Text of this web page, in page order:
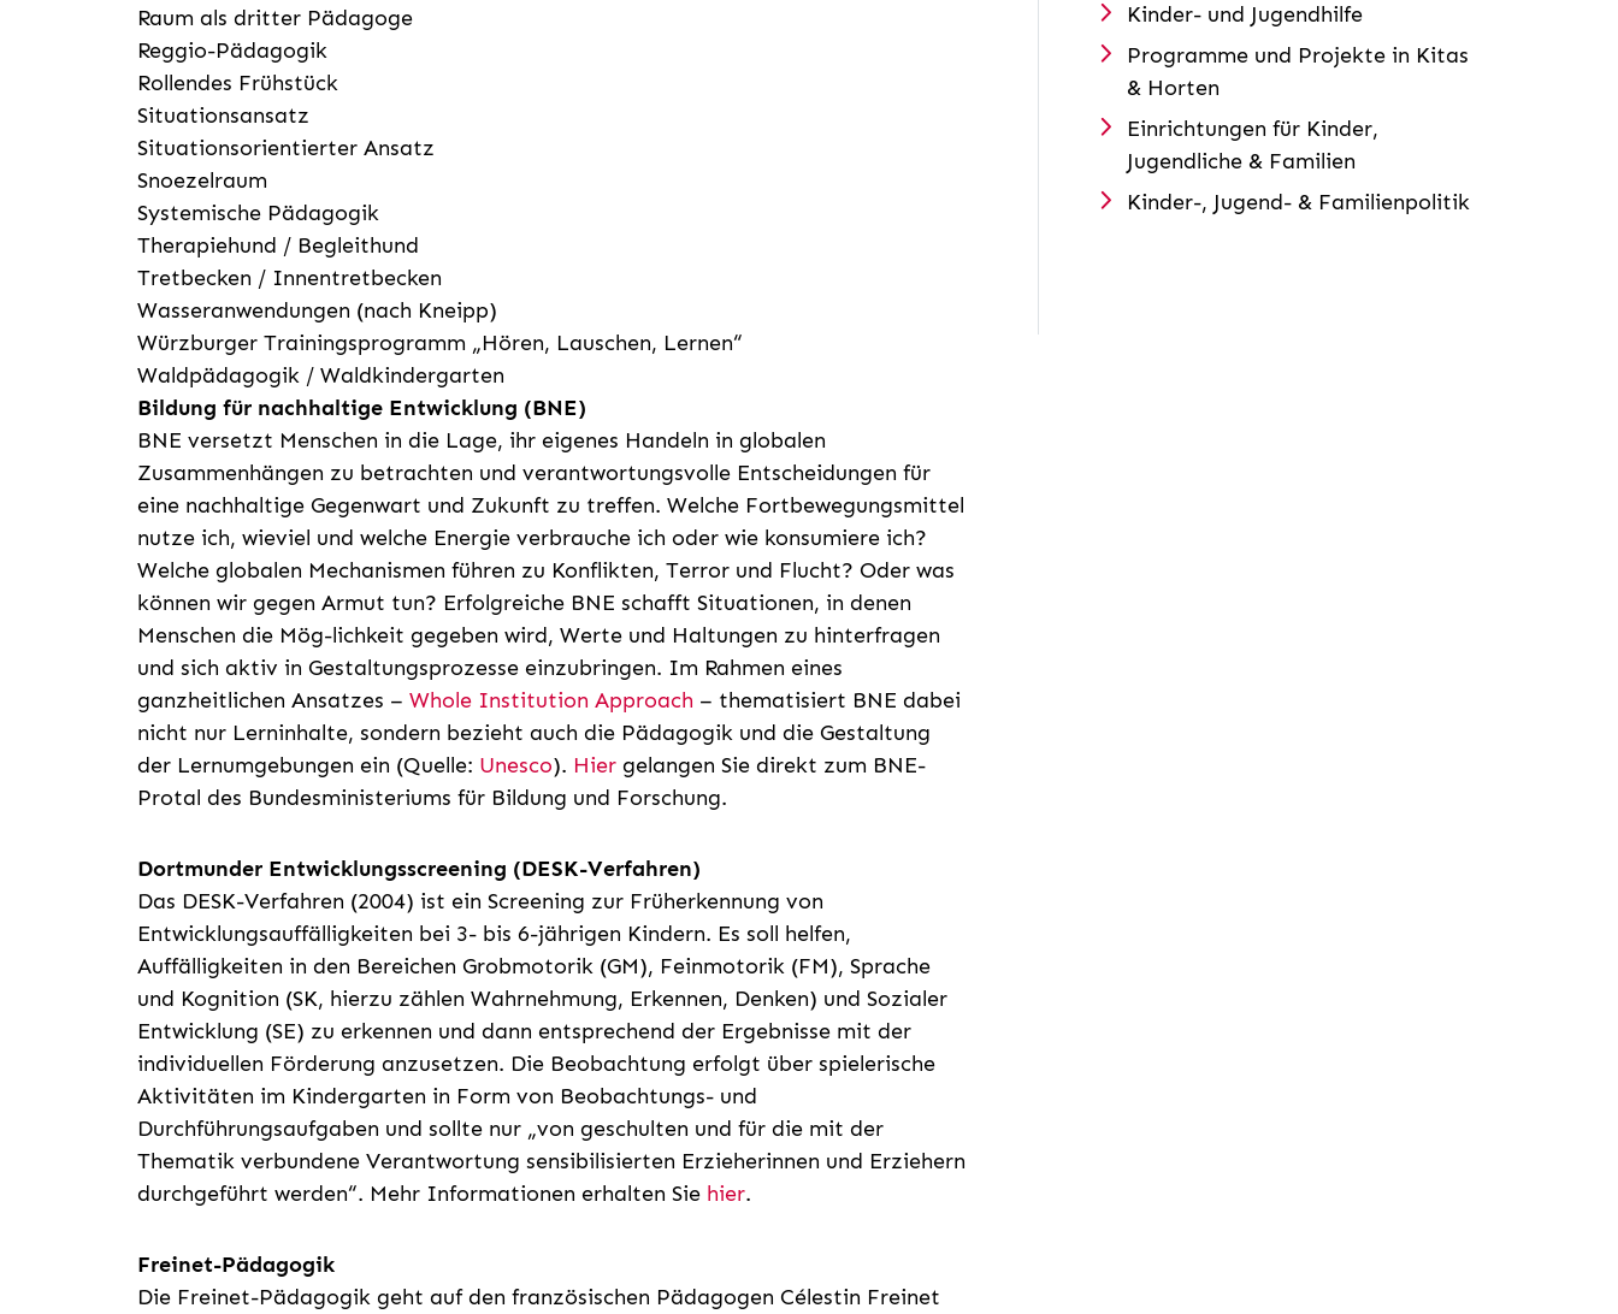
Raum als dritter Pädagoge
Reggio-Pädagogik
Rollendes Frühstück
Situationsansatz
Situationsorientierter Ansatz
Snoezelraum
Systemische Pädagogik
Therapiehund / Begleithund
Tretbecken / Innentretbecken
Wasseranwendungen (nach Kneipp)
Würzburger Trainingsprogramm „Hören, Lauschen, Lernen“
Waldpädagogik / Waldkindergarten
Bildung für nachhaltige Entwicklung (BNE)
BNE versetzt Menschen in die Lage, ihr eigenes Handeln in globalen
Zusammenhängen zu betrachten und verantwortungsvolle Entscheidungen für
eine nachhaltige Gegenwart und Zukunft zu treffen. Welche Fortbewegungsmittel
nutze ich, wieviel und welche Energie verbrauche ich oder wie konsumiere ich?
Welche globalen Mechanismen führen zu Konflikten, Terror und Flucht? Oder was
können wir gegen Armut tun? Erfolgreiche BNE schafft Situationen, in denen
Menschen die Mög-lichkeit gegeben wird, Werte und Haltungen zu hinterfragen
und sich aktiv in Gestaltungsprozesse einzubringen. Im Rahmen eines
ganzheitlichen Ansatzes – Whole Institution Approach – thematisiert BNE dabei
nicht nur Lerninhalte, sondern bezieht auch die Pädagogik und die Gestaltung
der Lernumgebungen ein (Quelle: Unesco). Hier gelangen Sie direkt zum BNE-
Protal des Bundesministeriums für Bildung und Forschung.
Dortmunder Entwicklungsscreening (DESK-Verfahren)
Das DESK-Verfahren (2004) ist ein Screening zur Früherkennung von
Entwicklungsauffälligkeiten bei 3- bis 6-jährigen Kindern. Es soll helfen,
Auffälligkeiten in den Bereichen Grobmotorik (GM), Feinmotorik (FM), Sprache
und Kognition (SK, hierzu zählen Wahrnehmung, Erkennen, Denken) und Sozialer
Entwicklung (SE) zu erkennen und dann entsprechend der Ergebnisse mit der
individuellen Förderung anzusetzen. Die Beobachtung erfolgt über spielerische
Aktivitäten im Kindergarten in Form von Beobachtungs- und
Durchführungsaufgaben und sollte nur „von geschulten und für die mit der
Thematik verbundene Verantwortung sensibilisierten Erzieherinnen und Erziehern
durchgeführt werden“. Mehr Informationen erhalten Sie hier.
Freinet-Pädagogik
Die Freinet-Pädagogik geht auf den französischen Pädagogen Célestin Freinet
Kinder- und Jugendhilfe
Programme und Projekte in Kitas
& Horten
Einrichtungen für Kinder,
Jugendliche & Familien
Kinder-, Jugend- & Familienpolitik